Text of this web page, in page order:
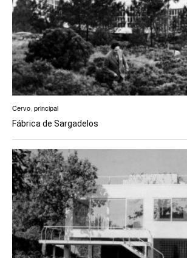
Cervo, principal
Fábrica de Sargadelos